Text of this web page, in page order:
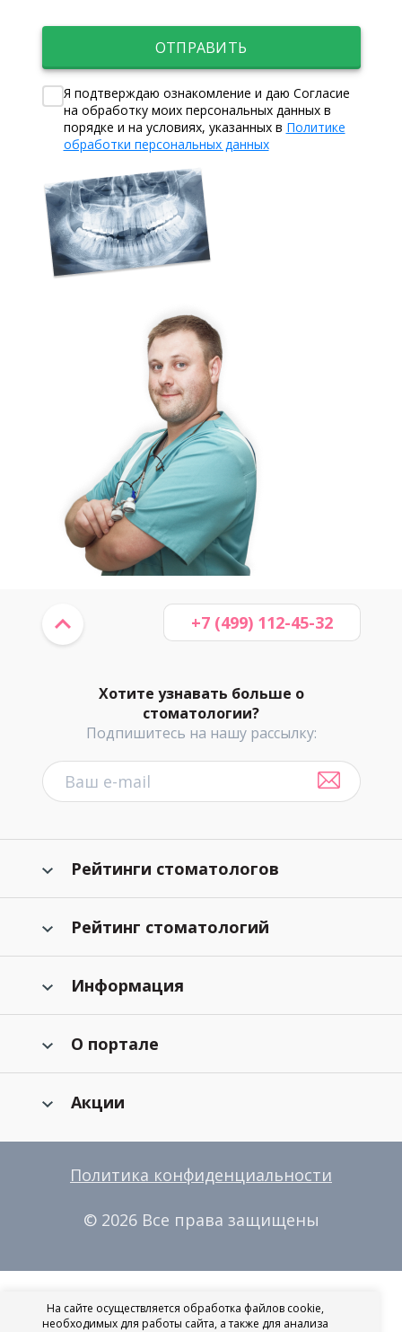
ОТПРАВИТЬ
Я подтверждаю ознакомление и даю Согласие
на обработку моих персональных данных в
порядке и на условиях, указанных в Политике
обработки персональных данных
Хотите узнавать больше о
стоматологии?
Подпишитесь на нашу рассылку:
+7 (499) 112-45-32
Рейтинги стоматологов
Рейтинг стоматологий
Информация
О портале
Акции
Политика конфиденциальности
© 2026 Все права защищены
На сайте осуществляется обработка файлов cookie,
необходимых для работы сайта, а также для анализа